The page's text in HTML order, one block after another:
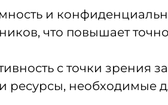
и
что повышает
с точки зрения
ресурсы, необходимые